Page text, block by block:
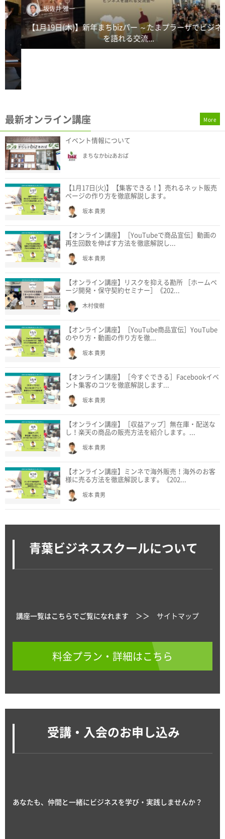
坂佐井 雅一
【1月19日(木)】新年まちbizバー ～たまプラーザでビジネス
を語れる交流...
最新オンライン講座
イベント情報について
まちなかbizあおば
【1月17日(火)】【集客できる！】売れるネット販売
ページの作り方を徹底解説します。
坂本 貴男
【オンライン講座】［YouTubeで商品宣伝］動画の
再生回数を伸ばす方法を徹底解説し...
坂本 貴男
【オンライン講座】リスクを抑える勘所 ［ホームペ
ージ開発・保守契約セミナー］《202...
木村俊樹
【オンライン講座】［YouTube商品宣伝］YouTube
のやり方・動画の作り方を徹...
坂本 貴男
【オンライン講座】［今すぐできる］Facebookイベ
ント集客のコツを徹底解説します...
坂本 貴男
【オンライン講座】［収益アップ］無在庫・配送な
し！楽天の商品の販売方法を紹介します。...
坂本 貴男
【オンライン講座】ミンネで海外販売！海外のお客
様に売る方法を徹底解説します。《202...
坂本 貴男
More
青葉ビジネススクールについて
講座一覧はこちらでご覧になれます ＞＞ サイトマップ
料金プラン・詳細はこちら
受講・入会のお申し込み
あなたも、仲間と一緒にビジネスを学び・実践しませんか？